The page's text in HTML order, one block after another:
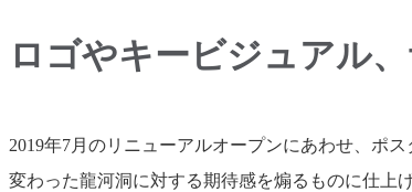
ロゴやキービジュアル
2019年7月のリニューアルオープンにあわせ、ポ
変わった龍河洞に対する期待感を煽るものに仕上げ